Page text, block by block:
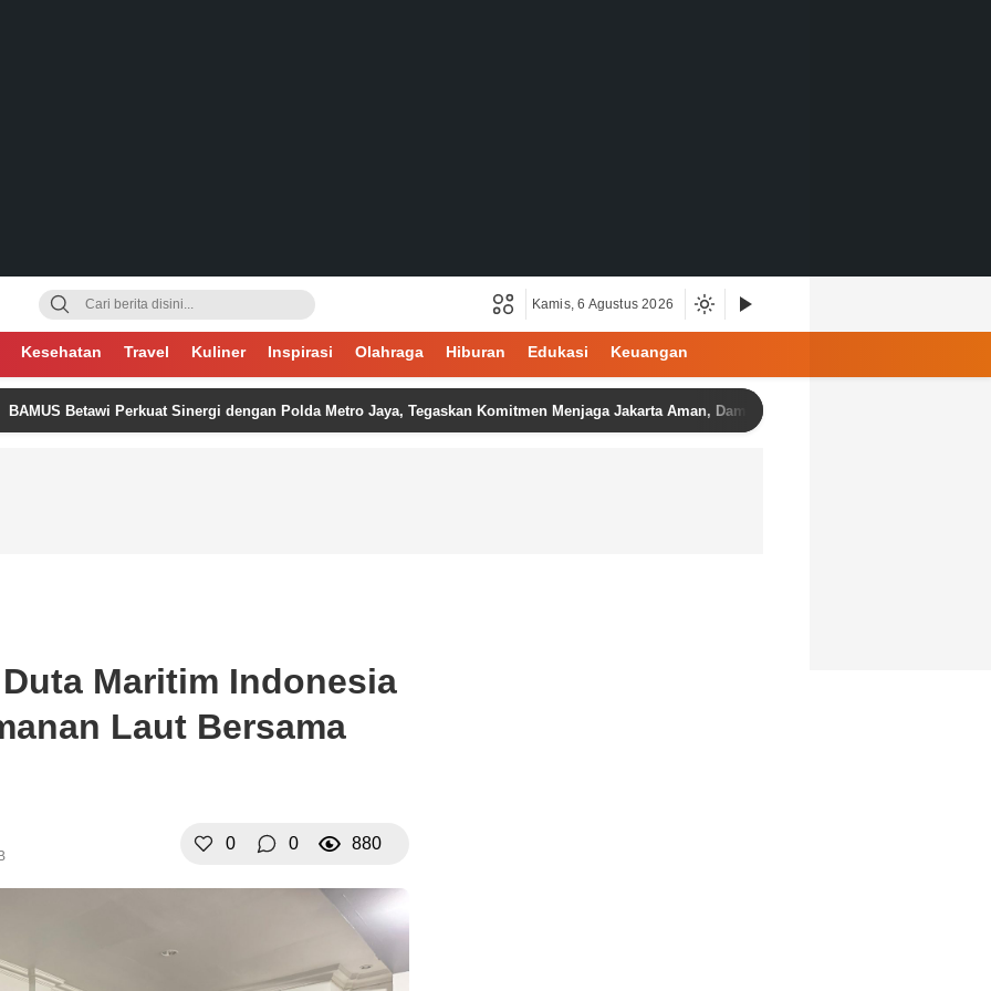
Kamis, 6 Agustus 2026
Kesehatan Travel Kuliner Inspirasi Olahraga Hiburan Edukasi Keuangan
Perkuat Sinergi dengan Polda Metro Jaya, Tegaskan Komitmen Menjaga Jakarta Aman, Damai, dan Kondusif Jelang HUT ke-81 Republik
Maritim Indonesia
Laut Bersama
0 0 880